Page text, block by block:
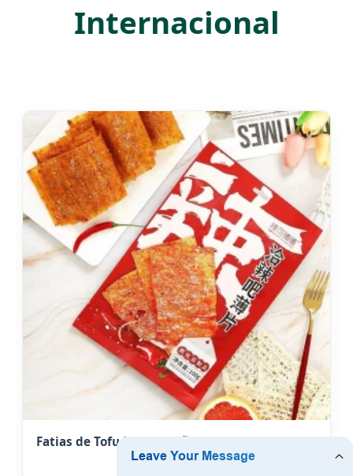
Internacional
Fatias de Tofu Picante Não Frito - Atacado para
Bulgária